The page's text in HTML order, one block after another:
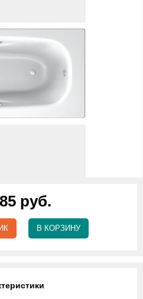
руб.
В КОРЗИНУ